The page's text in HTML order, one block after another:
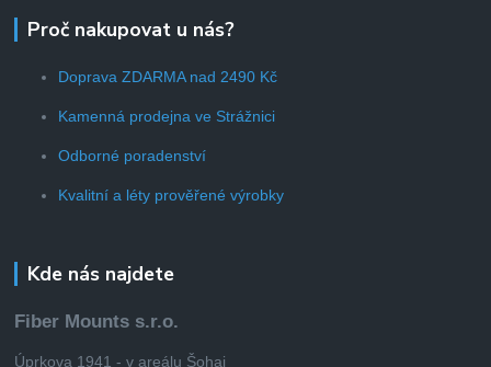
Proč nakupovat u nás?
Doprava ZDARMA nad 2490 Kč
Kamenná prodejna ve Strážnici
Odborné poradenství
Kvalitní a léty prověřené výrobky
Kde nás najdete
Fiber Mounts s.r.o.
Úprkova 1941 - v areálu Šohaj